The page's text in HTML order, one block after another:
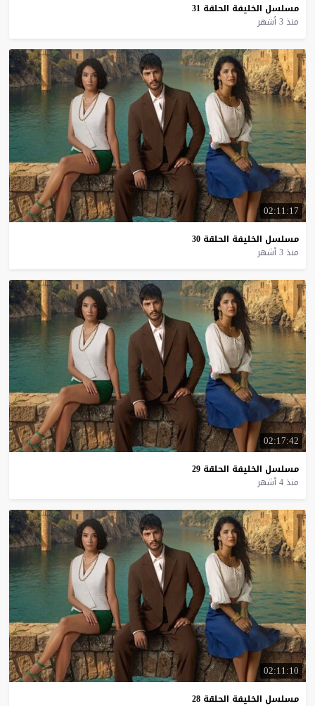
مسلسل الخليفة الحلقة 31
منذ 3 أشهر
02:11:17
مسلسل الخليفة الحلقة 30
منذ 3 أشهر
02:17:42
مسلسل الخليفة الحلقة 29
منذ 4 أشهر
02:11:10
مسلسل الخليفة الحلقة 28